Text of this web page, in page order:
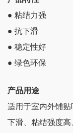
● 粘结力强
● 抗下滑
● 稳定性好
● 绿色环保
产品用途
适用于室内外铺
下滑、粘结强度高